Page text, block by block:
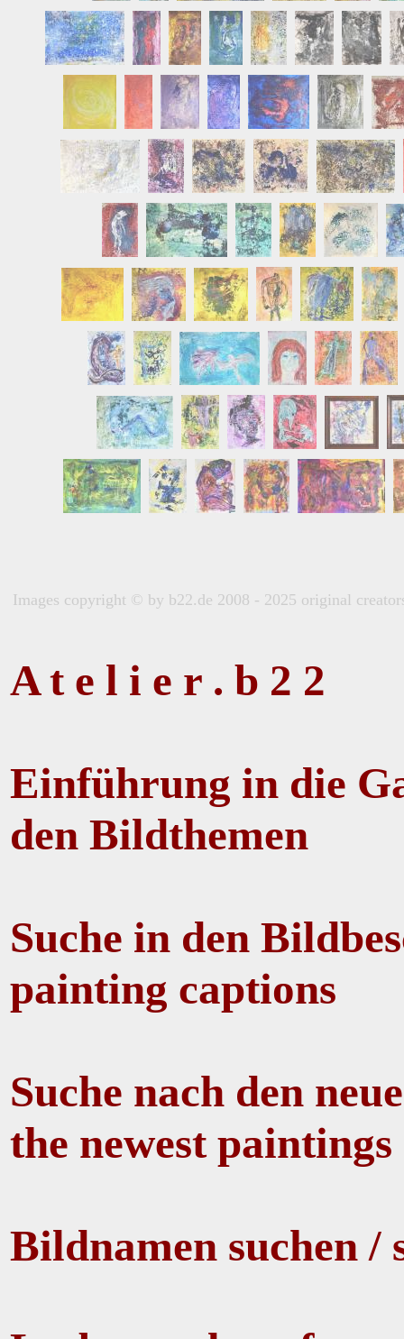
Images copyright © by b22.de 2008 - 2025 original
A t e l i e r . b 2 2
Einführung in die
den Bildthemen
Suche in den
painting captions
Suche nach den
the newest paintings
Bildnamen suchen /